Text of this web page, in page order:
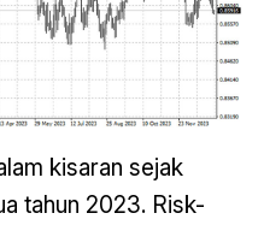
kisaran sejak
tahun 2023. Risk-